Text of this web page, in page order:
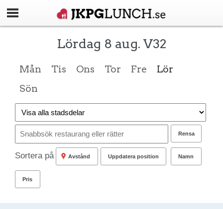
Lördag 8 aug. V32
Mån Tis Ons Tor Fre
Lör
Sön
Rensa
Sortera på Avstånd Uppdatera position Namn
Pris